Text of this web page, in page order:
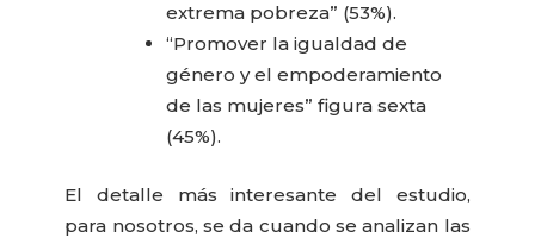
extrema pobreza” (53%).
“Promover la igualdad de
género y el empoderamiento
de las mujeres” figura sexta
(45%).
El detalle más interesante del estudio,
para nosotros, se da cuando se analizan las